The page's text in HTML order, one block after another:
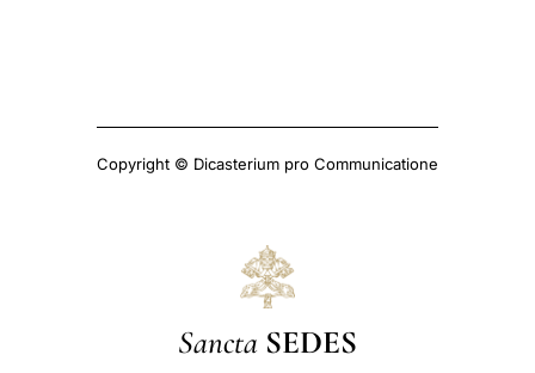
Copyright © Dicasterium pro Communicatione
Sancta SEDES